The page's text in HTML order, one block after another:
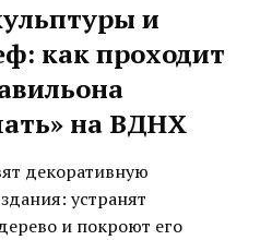
и
как проходит
на ВДНХ
декоративную
устранят
и покроют его